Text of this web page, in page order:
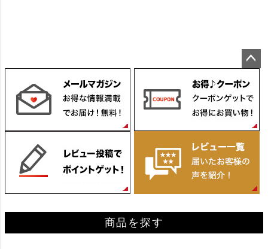
ジト
ップ
へ
商品を探す